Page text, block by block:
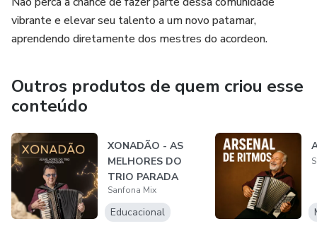
vibrante e elevar seu talento a um novo patamar,
aprendendo diretamente dos mestres do acordeon.
Outros produtos de quem criou esse
conteúdo
XONADÃO - AS
MELHORES DO
TRIO PARADA
DURA
Sanfona Mix
Educacional